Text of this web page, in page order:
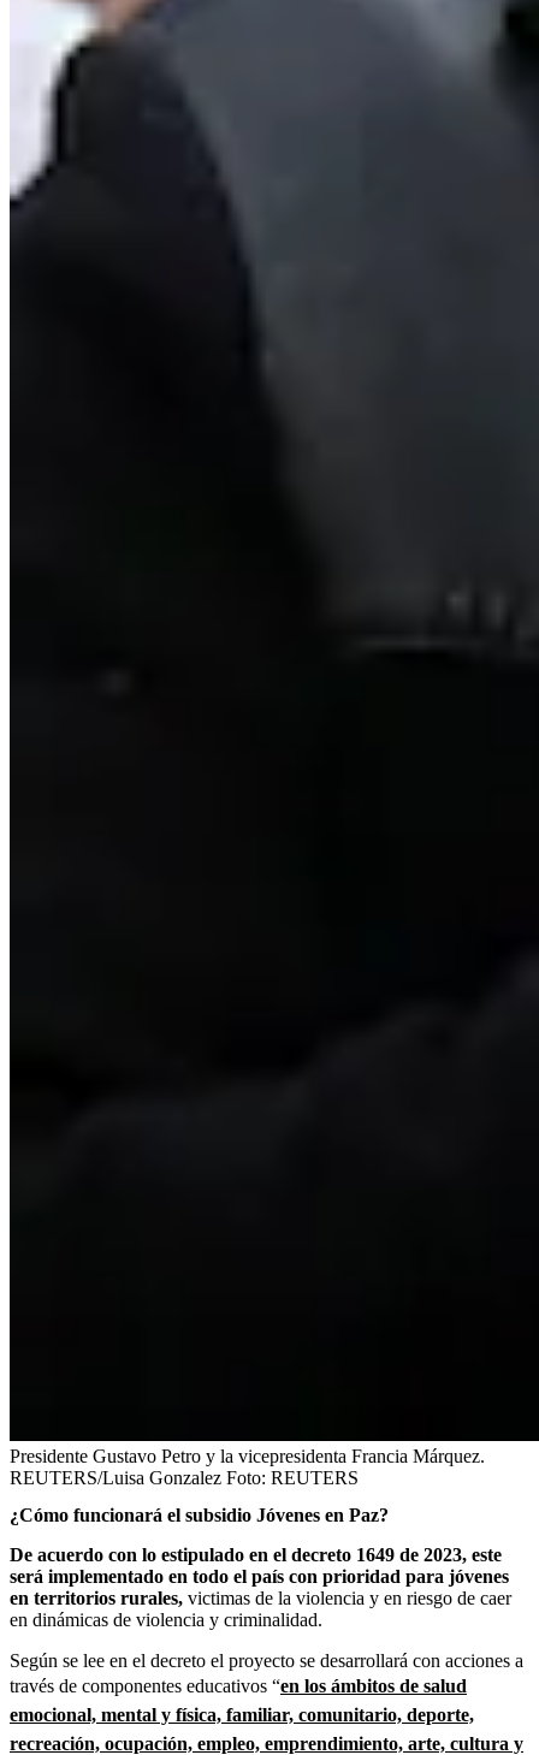
Presidente Gustavo Petro y la vicepresidenta Francia Márquez.
REUTERS/Luisa Gonzalez Foto: REUTERS
¿Cómo funcionará el subsidio Jóvenes en Paz?
De acuerdo con lo estipulado en el decreto 1649 de 2023, este
será implementado en todo el país con prioridad para jóvenes
en territorios rurales, victimas de la violencia y en riesgo de caer
en dinámicas de violencia y criminalidad.
Según se lee en el decreto el proyecto se desarrollará con acciones a
través de componentes educativos “en los ámbitos de salud
emocional, mental y física, familiar, comunitario, deporte,
recreación, ocupación, empleo, emprendimiento, arte, cultura y